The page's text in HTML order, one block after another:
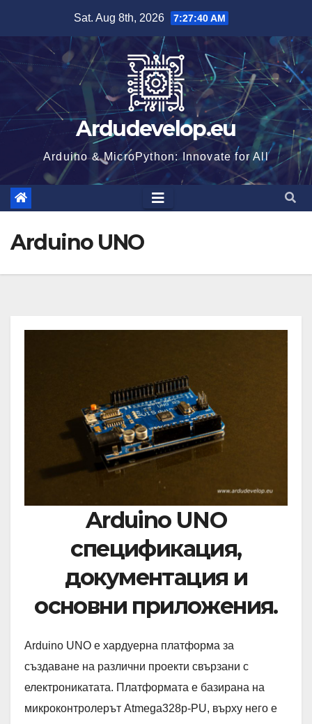
content
Sat. Aug 8th, 2026 7:27:41 AM
Ardudevelop.eu
Arduino & MicroPython: Innovate for All
Arduino UNO
Arduino UNO
спецификация,
документация и
основни приложения.
Arduino UNO е хардуерна платформа за
създаване на различни проекти свързани с
електроникатата. Платформата е базирана на
микроконтролерът Atmega328p-PU, върху него е